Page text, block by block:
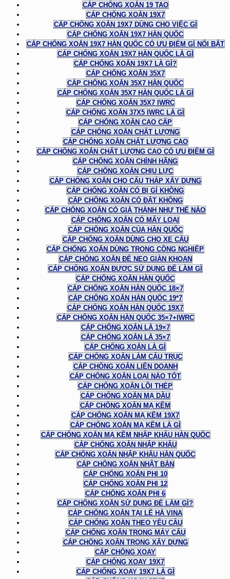
CÁP CHỐNG XOẮN 19 TAO
CÁP CHỐNG XOẮN 19X7
CÁP CHỐNG XOẮN 19X7 DÙNG CHO VIỆC GÌ
CÁP CHỐNG XOẮN 19X7 HÀN QUỐC
CÁP CHỐNG XOẮN 19X7 HÀN QUỐC CÓ ƯU ĐIỂM GÌ NỔI BẬT
CÁP CHỐNG XOẮN 19X7 HÀN QUỐC LÀ GÌ
CÁP CHỐNG XOẮN 19X7 LÀ GÌ?
CÁP CHỐNG XOẮN 35X7
CÁP CHỐNG XOẮN 35X7 HÀN QUỐC
CÁP CHỐNG XOẮN 35X7 HÀN QUỐC LÀ GÌ
CÁP CHỐNG XOẮN 35X7 IWRC
CÁP CHỐNG XOẮN 37X5 IWRC LÀ GÌ
CÁP CHỐNG XOẮN CAO CẤP
CÁP CHỐNG XOẮN CHẤT LƯỢNG
CÁP CHỐNG XOẮN CHẤT LƯỢNG CAO
CÁP CHỐNG XOẮN CHẤT LƯỢNG CAO CÓ ƯU ĐIỂM GÌ
CÁP CHỐNG XOẮN CHÍNH HÃNG
CÁP CHỐNG XOẮN CHỊU LỰC
CÁP CHỐNG XOẮN CHO CẨU THÁP XÂY DỰNG
CÁP CHỐNG XOẮN CÓ BỊ GỈ KHÔNG
CÁP CHỐNG XOẮN CÓ ĐẮT KHÔNG
CÁP CHỐNG XOẮN CÓ GIÁ THÀNH NHƯ THẾ NÀO
CÁP CHỐNG XOẮN CÓ MẤY LOẠI
CÁP CHỐNG XOẮN CỦA HÀN QUỐC
CÁP CHỐNG XOẮN DÙNG CHO XE CẨU
CÁP CHỐNG XOẮN DÙNG TRONG CÔNG NGHIỆP
CÁP CHỐNG XOẮN ĐỂ NEO GIÀN KHOAN
CÁP CHỐNG XOẮN ĐƯỢC SỬ DỤNG ĐỂ LÀM GÌ
CÁP CHỐNG XOẮN HÀN QUỐC
CÁP CHỐNG XOẮN HÀN QUỐC 18×7
CÁP CHỐNG XOẮN HÀN QUỐC 19*7
CÁP CHỐNG XOẮN HÀN QUỐC 19X7
CÁP CHỐNG XOẮN HÀN QUỐC 35×7+IWRC
CÁP CHỐNG XOẮN LÀ 19×7
CÁP CHỐNG XOẮN LÀ 35×7
CÁP CHỐNG XOẮN LÀ GÌ
CÁP CHỐNG XOẮN LÀM CẨU TRỤC
CÁP CHỐNG XOẮN LIÊN DOANH
CÁP CHỐNG XOẮN LOẠI NÀO TỐT
CÁP CHỐNG XOẮN LÕI THÉP
CÁP CHỐNG XOẮN MẠ DẦU
CÁP CHỐNG XOẮN MẠ KẼM
CÁP CHỐNG XOẮN MẠ KẼM 19X7
CÁP CHỐNG XOẮN MẠ KẼM LÀ GÌ
CÁP CHỐNG XOẮN MẠ KẼM NHẬP KHẨU HÀN QUỐC
CÁP CHỐNG XOẮN NHẬP KHẨU
CÁP CHỐNG XOẮN NHẬP KHẨU HÀN QUỐC
CÁP CHỐNG XOẮN NHẬT BẢN
CÁP CHỐNG XOẮN PHI 10
CÁP CHỐNG XOẮN PHI 12
CÁP CHỐNG XOẮN PHI 6
CÁP CHỐNG XOẮN SỬ DỤNG ĐỂ LÀM GÌ?
CÁP CHỐNG XOẮN TẠI LÊ HÀ VINA
CÁP CHỐNG XOẮN THEO YÊU CẦU
CÁP CHỐNG XOẮN TRONG MÁY CẨU
CÁP CHỐNG XOẮN TRONG XÂY DỰNG
CÁP CHỐNG XOAY
CÁP CHỐNG XOAY 19X7
CÁP CHỐNG XOAY 19X7 LÀ GÌ